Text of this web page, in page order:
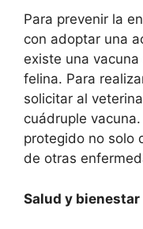
Para prevenir la
con adoptar una
existe una
felina. Para
solicitar al
cuádruple
protegido no solo
de otras
Salud y bienestar